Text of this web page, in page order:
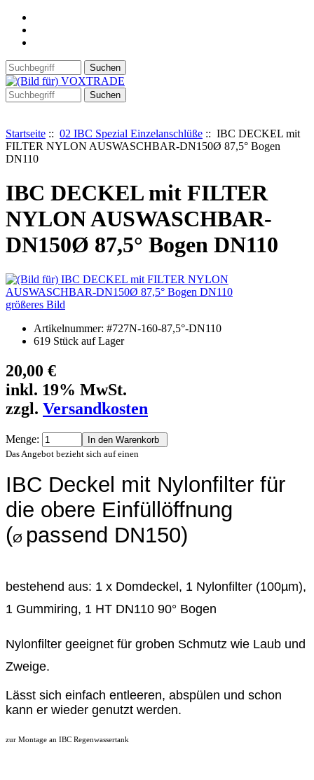
Startseite :: 02 IBC Spezial Einzelanschlüße :: IBC DECKEL mit
FILTER NYLON AUSWASCHBAR-DN150Ø 87,5° Bogen
DN110
IBC DECKEL mit FILTER
NYLON AUSWASCHBAR-
DN150Ø 87,5° Bogen DN110
größeres Bild
Artikelnummer: #727N-160-87,5°-DN110
619 Stück auf Lager
20,00 €
inkl. 19% MwSt.
zzgl. Versandkosten
Menge:
Das Angebot bezieht sich auf einen
IBC Deckel mit Nylonfilter für
die obere Einfüllöffnung
(Ø passend DN150)
bestehend aus: 1 x Domdeckel, 1 Nylonfilter (100µm),
1 Gummiring, 1 HT DN110 90° Bogen
Nylonfilter geeignet für groben Schmutz wie Laub und
Zweige.
Lässt sich einfach entleeren, abspülen und schon
kann er wieder genutzt werden.
zur Montage an IBC Regenwassertank